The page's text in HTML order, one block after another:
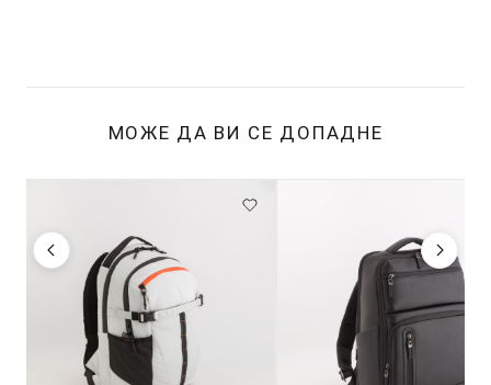
МОЖЕ ДА ВИ СЕ ДОПАДНЕ